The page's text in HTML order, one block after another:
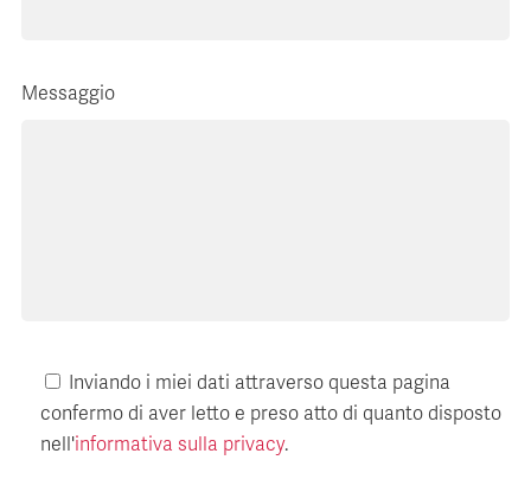
Messaggio
Inviando i miei dati attraverso questa pagina
confermo di aver letto e preso atto di quanto disposto
nell'informativa sulla privacy.